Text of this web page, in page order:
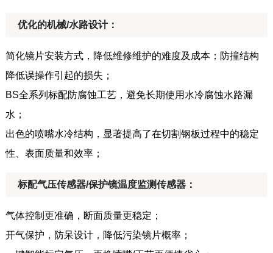
优化的机械/水路设计：
简化镜片安装方式，降低维修维护的难度及成本；防撞结构
降低误操作引起的损失；
BS全系列标配防腐蚀工艺，避免长期使用水冷腐蚀水路漏
水；
出色的喷嘴水冷结构，显著提高了在切割钢板过程中的稳定
性、表面质量和效率；
标配气压传感器/保护镜温度监测传感器：
气体控制更准确，断面质量更稳定；
开气保护，防呆设计，降低污染镜片概率；